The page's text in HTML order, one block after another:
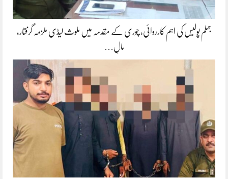
جہلم پولیس کی اہم کارروائی، چوری کے مقدمہ میں ملوث لیڈی ملزمہ گرفتار،
مالِ…